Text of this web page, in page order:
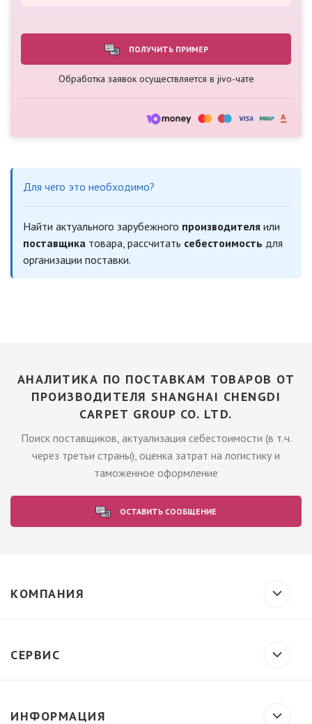
ПОЛУЧИТЬ ПРИМЕР
Обработка заявок осуществляется в jivo-чате
Для чего это необходимо?
Найти актуального зарубежного производителя или
поставщика товара, рассчитать себестоимость для
организации поставки.
АНАЛИТИКА ПО ПОСТАВКАМ ТОВАРОВ ОТ
ПРОИЗВОДИТЕЛЯ SHANGHAI CHENGDI
CARPET GROUP CO. LTD.
Поиск поставщиков, актуализация себестоимости (в т.ч.
через третьи страны), оценка затрат на логистику и
таможенное оформление
ОСТАВИТЬ СООБЩЕНИЕ
КОМПАНИЯ
СЕРВИС
ИНФОРМАЦИЯ